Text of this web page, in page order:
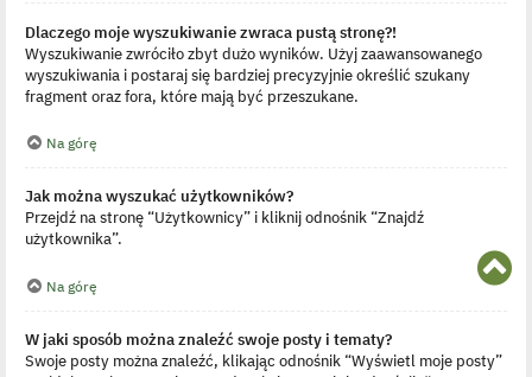
Dlaczego moje wyszukiwanie zwraca pustą stronę?!
Wyszukiwanie zwróciło zbyt dużo wyników. Użyj zaawansowanego
wyszukiwania i postaraj się bardziej precyzyjnie określić szukany
fragment oraz fora, które mają być przeszukane.
Na górę
Jak można wyszukać użytkowników?
Przejdź na stronę “Użytkownicy” i kliknij odnośnik “Znajdź
użytkownika”.
Na górę
W jaki sposób można znaleźć swoje posty i tematy?
Swoje posty można znaleźć, klikając odnośnik “Wyświetl moje posty”
N